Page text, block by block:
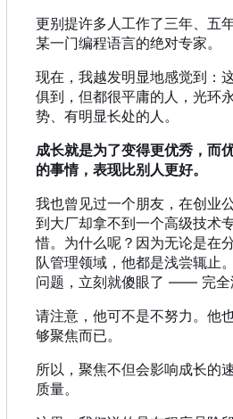
更别提许多人工作了三年、五
某一门编程语言的绝对专家。
现在，我越发明显地感觉到：
俱到，但都很平庸的人，光环
势、有明显长处的人。
成长就是为了变得更优秀，而
的事情，表现比别人更好。
我也曾见过一个朋友，在创业
到大厂却拿不到一个高级技术
惜。为什么呢？因为无论是在
队管理领域，他都是浅尝辄止
问题，立刻就傻眼了 —— 完全
请注意，他可不是不努力。他
够聚焦而已。
所以，聚焦不但会影响成长的
质量。